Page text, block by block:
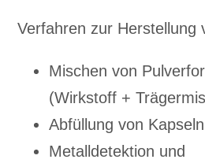
Verfahren zur Herstellung
Mischen von
(Wirkstoff +
Abfüllung von Kapseln
Metalldetektion und